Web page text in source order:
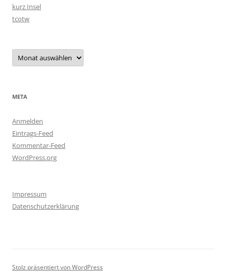
kurz Insel
tcotw
Archiv
META
Anmelden
Eintrags-Feed
Kommentar-Feed
WordPress.org
Impressum
Datenschutzerklärung
Stolz präsentiert von WordPress